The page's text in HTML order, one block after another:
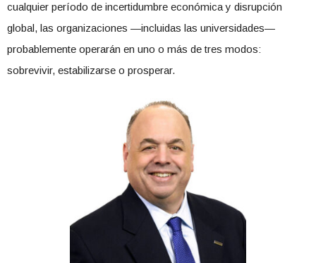
cualquier período de incertidumbre económica y disrupción
global, las organizaciones —incluidas las universidades—
probablemente operarán en uno o más de tres modos:
sobrevivir, estabilizarse o prosperar.